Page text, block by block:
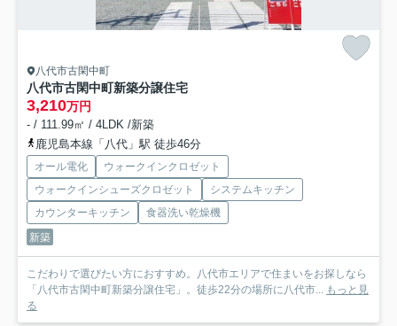
八代市古閑中町
八代市古閑中町新築分譲住宅
3,210万円
- / 111.99㎡ / 4LDK /新築
鹿児島本線「八代」駅 徒歩46分
オール電化
ウォークインクロゼット
ウォークインシューズクロゼット
システムキッチン
カウンターキッチン
食器洗い乾燥機
新築
こだわりで選びたい方におすすめ。八代市エリアで住まいをお探しなら
「八代市古閑中町新築分譲住宅」。徒歩22分の場所に八代市... もっと見
る